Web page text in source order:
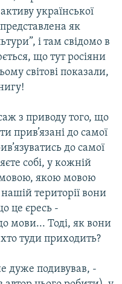
української
як
і там свідомо в
що тут росіяни
світові показали,
з приводу того, що
прив’язані до самої
до самої
собі, у кожній
мовою, якою мовою
території вони
це єресь -
мови... Тоді, як вони
туди приходить?
дуже подивував, -